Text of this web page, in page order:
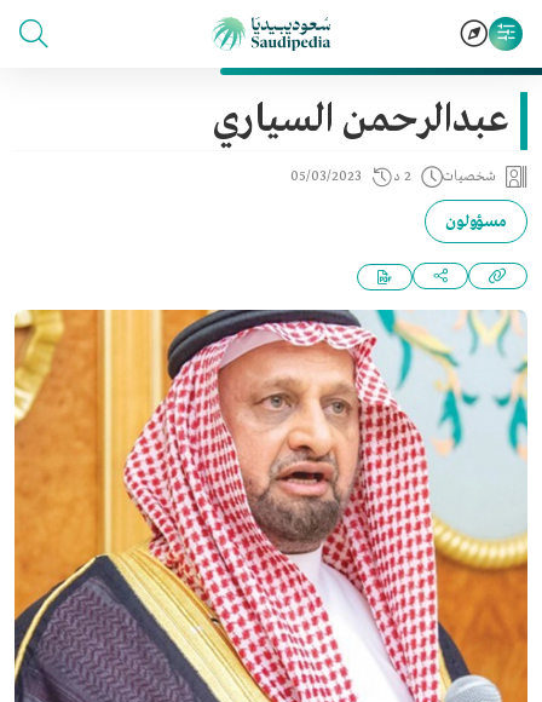
عبدالرحمن السياري
شخصيات 2 د 05/03/2023
مسؤولون